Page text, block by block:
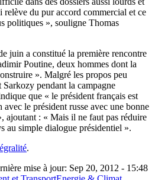
relève du pur accord commercial et ce
politiques », souligne Thomas
juin a constitué la première rencontre
Poutine, deux hommes dont la
». Malgré les propos peu
Sarkozy pendant la campagne
que « le président français est
le président russe avec une bonne
ajoutant : « Mais il ne faut pas réduire
au simple dialogue présidentiel ».
.
mise à jour: Sep 20, 2012 - 15:48